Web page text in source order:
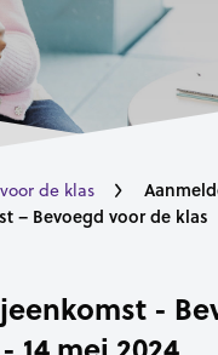
de klas
– Bevoegd voor de klas
-